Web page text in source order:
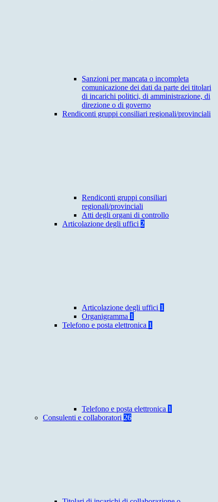
Sanzioni per mancata o incompleta
comunicazione dei dati da parte dei titolari
di incarichi politici, di amministrazione, di
direzione o di governo
Rendiconti gruppi consiliari regionali/provinciali
Rendiconti gruppi consiliari
regionali/provinciali
Atti degli organi di controllo
Articolazione degli uffici 2
Articolazione degli uffici 1
Organigramma 1
Telefono e posta elettronica 1
Telefono e posta elettronica 1
Consulenti e collaboratori 26